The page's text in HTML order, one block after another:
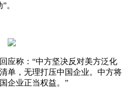
。
应称：“中方坚决反对美方泛化
单，无理打压中国企业。中方将
企业正当权益。”